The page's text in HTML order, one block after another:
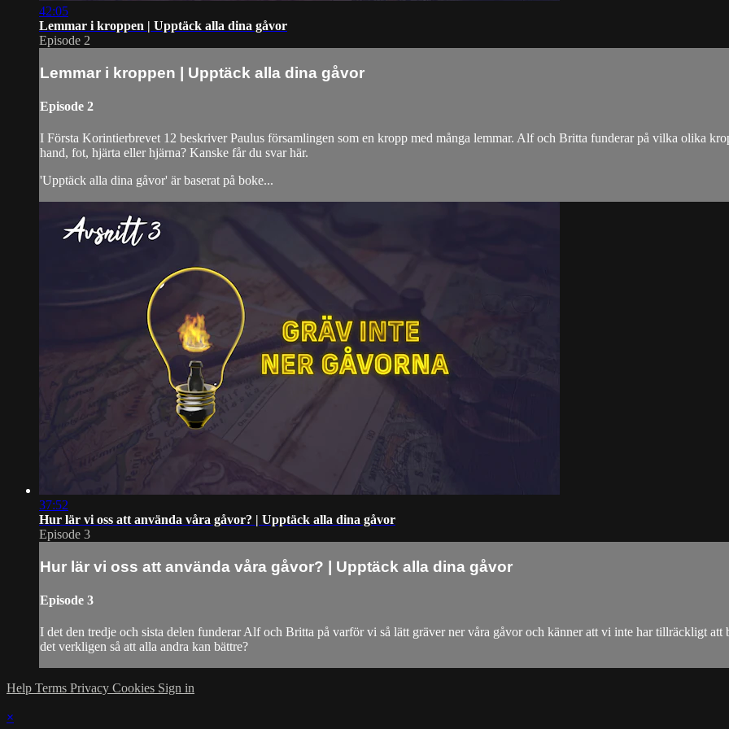
42:05
Lemmar i kroppen | Upptäck alla dina gåvor
Episode 2
Lemmar i kroppen | Upptäck alla dina gåvor
Episode 2
I Första Korintierbrevet 12 beskriver Paulus församlingen som en kropp med många lemmar. Alf och Britta funderar på vilka olika
hand, fot, hjärta eller hjärna? Kanske får du svar här.
'Upptäck alla dina gåvor' är baserat på boke...
37:52
Hur lär vi oss att använda våra gåvor? | Upptäck alla dina gåvor
Episode 3
Hur lär vi oss att använda våra gåvor? | Upptäck alla dina gåvor
Episode 3
I det den tredje och sista delen funderar Alf och Britta på varför vi så lätt gräver ner våra gåvor och känner att vi inte har tillräckligt
det verkligen så att alla andra kan bättre?
Help Terms Privacy Cookies Sign in
×